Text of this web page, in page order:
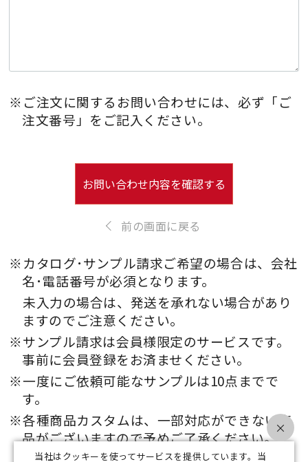
※ご注文に関するお問い合わせには、必ず「ご
注文番号」をご記入ください。
前の画面に戻る
お問い合わせ内容を確認する
※カタログ･サンプル請求ご希望の場合は、会社
名･電話番号が必須となります。
未入力の場合は、発送を承れない場合があり
ますのでご注意ください。
※サンプル請求は会員様限定のサービスです。
事前に会員登録をお済ませください。
※一度にご依頼可能なサンプルは10点までで
す。
※各種商品カスタムは、一部対応ができない商
品がございますので予めご了承ください。
当社はクッキーを使ってサービスを提供しています。当
×